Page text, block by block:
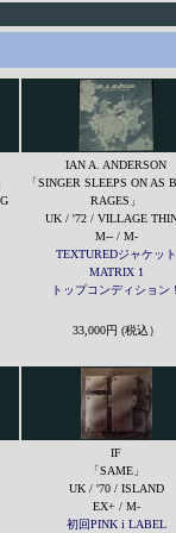
IAN A. ANDERSON
「SINGER SLEEPS ON AS
RAGES」
UK / '72 / VILLAGE
M-- / M-
TEXTUREDジャケット
MATRIX 1
トップコンディション
33,000円 (税込）
IF
「SAME」
UK / '70 / ISLAND
EX+ / M-
初回PINK i LABEL